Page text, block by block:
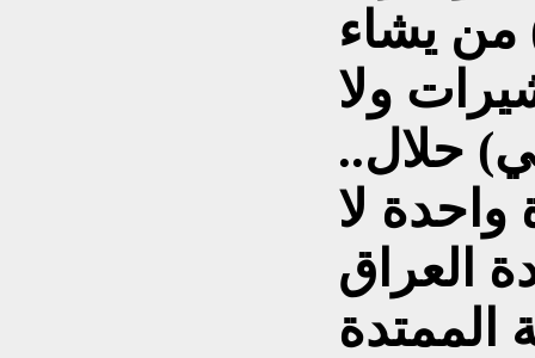
من يشاء
ولا
حلال..
واحدة لا
العراق
الممتدة